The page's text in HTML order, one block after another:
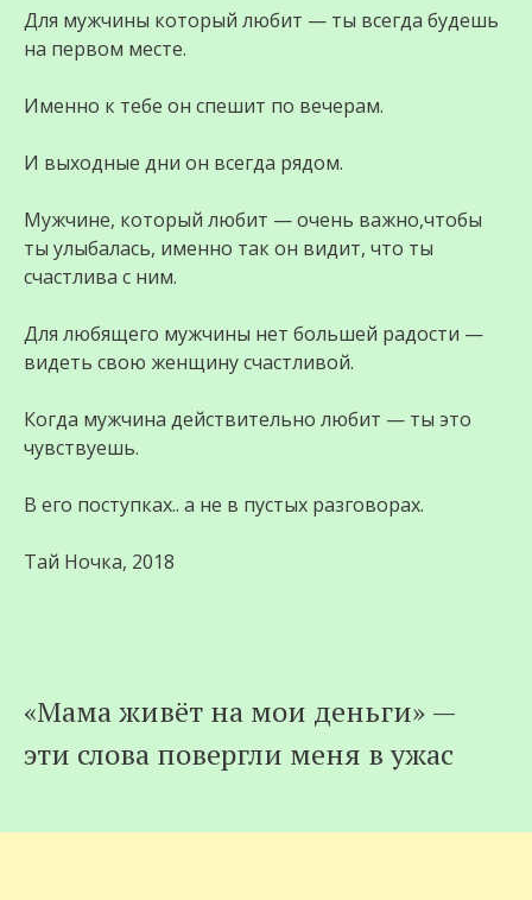
Для мужчины который любит — ты всегда будешь
на первом месте.
Именно к тебе он спешит по вечерам.
И выходные дни он всегда рядом.
Мужчине, который любит — очень важно,чтобы
ты улыбалась, именно так он видит, что ты
счастлива с ним.
Для любящего мужчины нет большей радости —
видеть свою женщину счастливой.
Когда мужчина действительно любит — ты это
чувствуешь.
В его поступках.. а не в пустых разговорах.
Тай Ночка, 2018
«Мама живёт на мои деньги» —
эти слова повергли меня в ужас